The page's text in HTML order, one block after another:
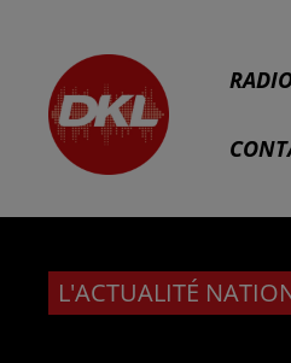
L'ACTUALITÉ